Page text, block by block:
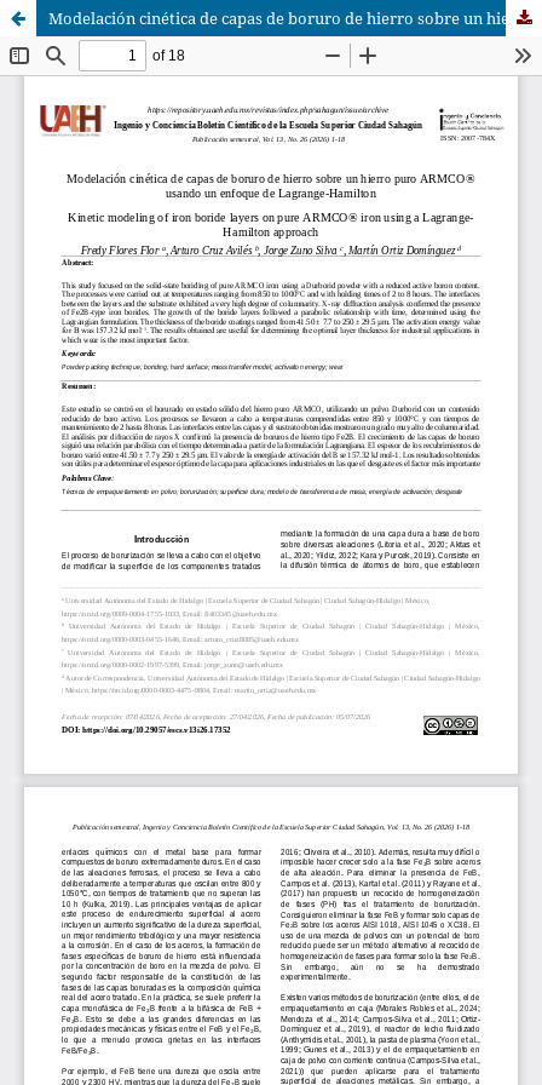
Modelación cinética de capas de boruro de hierro sobre un hierro puro ARMCO® usando un enfoque de Lagrange-Hamilton